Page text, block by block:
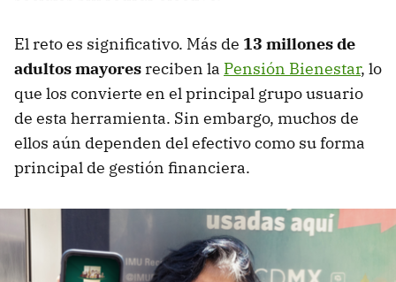
El reto es significativo. Más de 13 millones de
adultos mayores reciben la Pensión Bienestar, lo
que los convierte en el principal grupo usuario
de esta herramienta. Sin embargo, muchos de
ellos aún dependen del efectivo como su forma
principal de gestión financiera.